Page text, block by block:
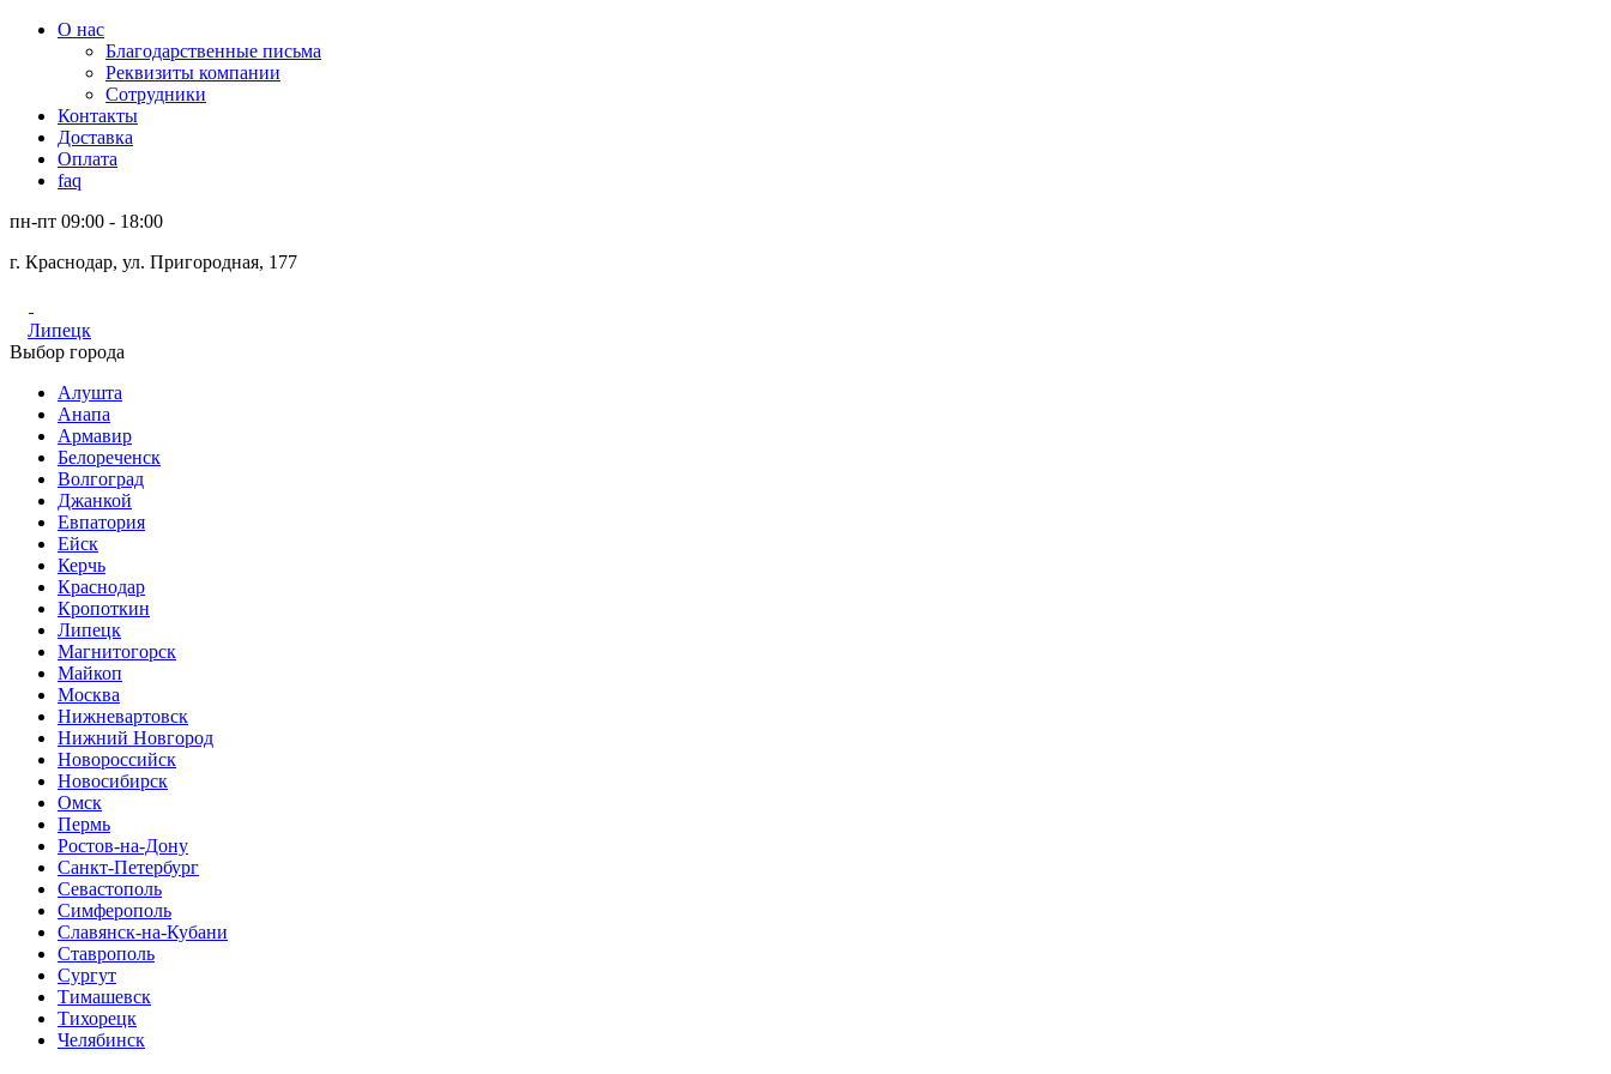
О нас
Благодарственные письма
Реквизиты компании
Сотрудники
Контакты
Доставка
Оплата
faq
пн-пт 09:00 - 18:00
г. Краснодар, ул. Пригородная, 177
Липецк
Выбор города
Алушта
Анапа
Армавир
Белореченск
Волгоград
Джанкой
Евпатория
Ейск
Керчь
Краснодар
Кропоткин
Липецк
Магнитогорск
Майкоп
Москва
Нижневартовск
Нижний Новгород
Новороссийск
Новосибирск
Омск
Пермь
Ростов-на-Дону
Санкт-Петербург
Севастополь
Симферополь
Славянск-на-Кубани
Ставрополь
Сургут
Тимашевск
Тихорецк
Челябинск